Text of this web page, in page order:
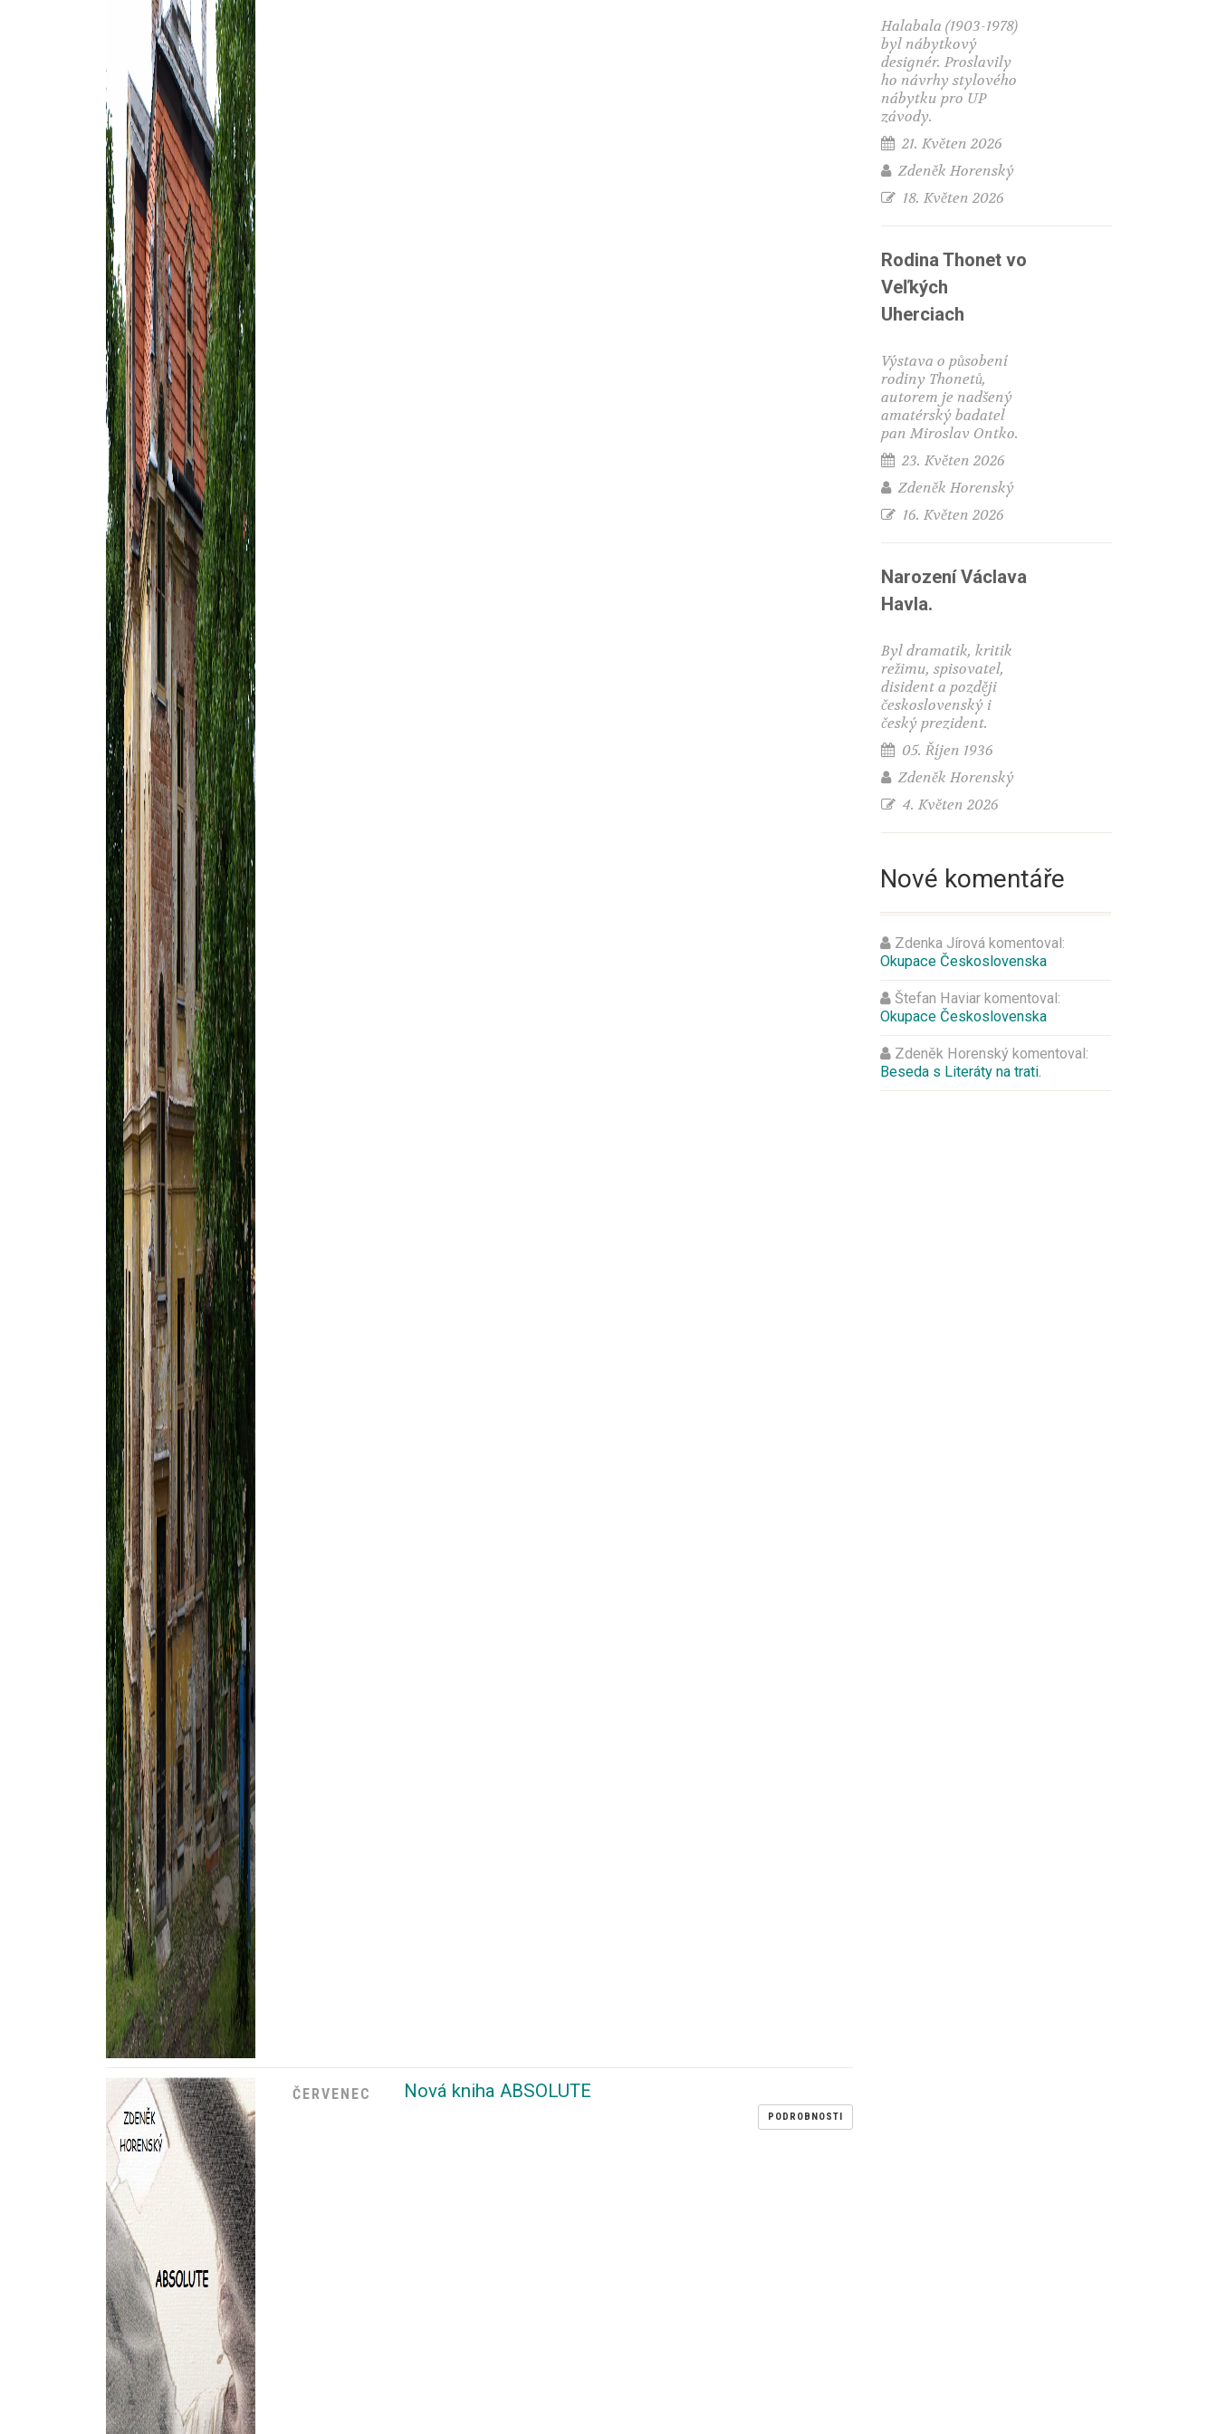
Halabala (1903-1978)
byl nábytkový
designér. Proslavily
ho návrhy stylového
nábytku pro UP
závody.
21. Květen 2026
Zdeněk Horenský
18. Květen 2026
Rodina Thonet vo
Veľkých
Uherciach
Výstava o působení
rodiny Thonetů,
autorem je nadšený
amatérský badatel
pan Miroslav Ontko.
23. Květen 2026
Zdeněk Horenský
16. Květen 2026
Narození Václava
Havla.
Byl dramatik, kritik
režimu, spisovatel,
disident a později
československý i
český prezident.
05. Říjen 1936
Zdeněk Horenský
4. Květen 2026
Nové komentáře
Zdenka Jírová komentoval:
Okupace Československa
Štefan Haviar komentoval:
Okupace Československa
Zdeněk Horenský komentoval:
Beseda s Literáty na trati.
ČERVENEC Nová kniha ABSOLUTE
PODROBNOSTI